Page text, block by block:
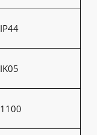
IP44
IK05
1100